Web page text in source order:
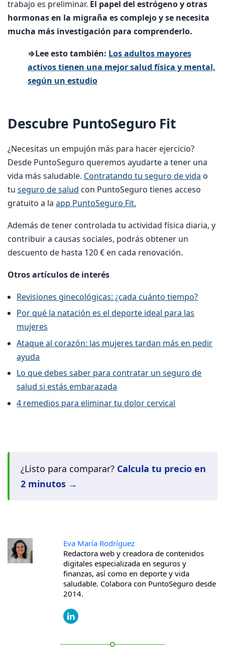
trabajo es preliminar. El papel del estrógeno y otras
hormonas en la migraña es complejo y se necesita
mucha más investigación para comprenderlo.
⇒Lee esto también: Los adultos mayores
activos tienen una mejor salud física y mental,
según un estudio
Descubre PuntoSeguro Fit
¿Necesitas un empujón más para hacer ejercicio?
Desde PuntoSeguro queremos ayudarte a tener una
vida más saludable. Contratando tu seguro de vida o
tu seguro de salud con PuntoSeguro tienes acceso
gratuito a la app PuntoSeguro Fit.
Además de tener controlada tu actividad física diaria, y
contribuir a causas sociales, podrás obtener un
descuento de hasta 120 € en cada renovación.
Otros artículos de interés
Revisiones ginecológicas: ¿cada cuánto tiempo?
Por qué la natación es el deporte ideal para las
mujeres
Ataque al corazón: las mujeres tardan más en pedir
ayuda
Lo que debes saber para contratar un seguro de
salud si estás embarazada
4 remedios para eliminar tu dolor cervical
¿Listo para comparar? Calcula tu precio en
2 minutos →
Eva María Rodríguez
Redactora web y creadora de contenidos
digitales especializada en seguros y
finanzas, así como en deporte y vida
saludable. Colabora con PuntoSeguro desde
2014.